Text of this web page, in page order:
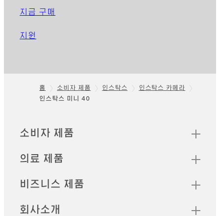
지금 구매
지원
Footer
홈 소비자 제품 인스탁스
인스탁스 카메라
인스탁스 미니 40
빠른 링크
소비자 제품
의료 제품
비즈니스 제품
회사소개